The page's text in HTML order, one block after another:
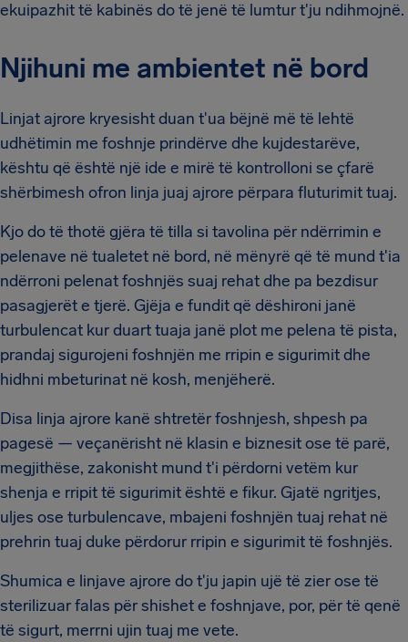
ekuipazhit të kabinës do të jenë të lumtur t'ju ndihmojnë.
Njihuni me ambientet në bord
Linjat ajrore kryesisht duan t'ua bëjnë më të lehtë
udhëtimin me foshnje prindërve dhe kujdestarëve,
kështu që është një ide e mirë të kontrolloni se çfarë
shërbimesh ofron linja juaj ajrore përpara fluturimit tuaj.
Kjo do të thotë gjëra të tilla si tavolina për ndërrimin e
pelenave në tualetet në bord, në mënyrë që të mund t'ia
ndërroni pelenat foshnjës suaj rehat dhe pa bezdisur
pasagjerët e tjerë. Gjëja e fundit që dëshironi janë
turbulencat kur duart tuaja janë plot me pelena të pista,
prandaj sigurojeni foshnjën me rripin e sigurimit dhe
hidhni mbeturinat në kosh, menjëherë.
Disa linja ajrore kanë shtretër foshnjesh, shpesh pa
pagesë — veçanërisht në klasin e biznesit ose të parë,
megjithëse, zakonisht mund t'i përdorni vetëm kur
shenja e rripit të sigurimit është e fikur. Gjatë ngritjes,
uljes ose turbulencave, mbajeni foshnjën tuaj rehat në
prehrin tuaj duke përdorur rripin e sigurimit të foshnjës.
Shumica e linjave ajrore do t'ju japin ujë të zier ose të
sterilizuar falas për shishet e foshnjave, por, për të qenë
të sigurt, merrni ujin tuaj me vete.